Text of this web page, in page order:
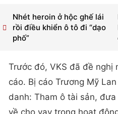
Nhét heroin ở hộc ghế lái
rồi điều khiển ô tô đi “dạo
phố”
Trước đó, VKS đã đề nghị
cáo. Bị cáo Trương Mỹ
danh: Tham ô tài sản,